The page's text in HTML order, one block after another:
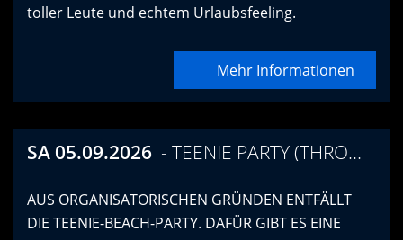
toller Leute und echtem Urlaubsfeeling.
Mehr Informationen
SA 05.09.2026 TEENIE PARTY (THROWBACK EDITION)
AUS ORGANISATORISCHEN GRÜNDEN ENTFÄLLT
DIE TEENIE-BEACH-PARTY. DAFÜR GIBT ES EINE